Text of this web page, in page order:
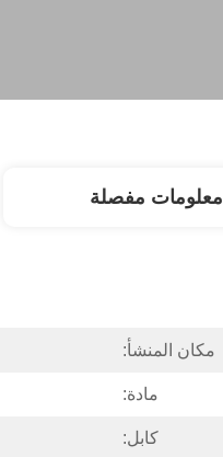
معلومات مفصلة
مكان المنشأ:
مادة:
كابل: